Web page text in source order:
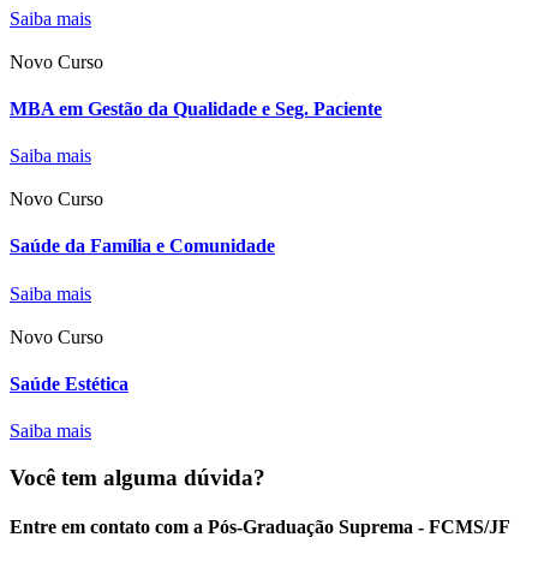
Saiba mais
Novo Curso
MBA em Gestão da Qualidade e Seg. Paciente
Saiba mais
Novo Curso
Saúde da Família e Comunidade
Saiba mais
Novo Curso
Saúde Estética
Saiba mais
Você tem alguma dúvida?
Entre em contato com a Pós-Graduação Suprema - FCMS/JF